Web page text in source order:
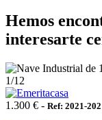
Hemos
interesarte
1/12
1.300 € - Ref: 2021-